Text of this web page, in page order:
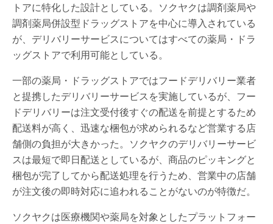
トアに特化した設計としている。ソクヤクは調剤薬局や
調剤薬局併設型ドラッグストアを中心に導入されている
が、デリバリーサービスについてはすべての薬局・ドラ
ッグストアで利用可能としている。
一部の薬局・ドラッグストアではフードデリバリー業者
と提携したデリバリーサービスを実施しているが、フー
ドデリバリーは注文受付後すぐの配送を前提とするため
配送料が高く、迅速な梱包が求められるなど営業する店
舗側の負担が大きかった。ソクヤクのデリバリーサービ
スは最短で即日配送としているが、商品のピッキングと
梱包が完了してから配送処理を行うため、営業中の店舗
が注文後の即時対応に追われることがないのが特徴だ。
ソクヤクは医療機関や薬局を対象としたプラットフォー